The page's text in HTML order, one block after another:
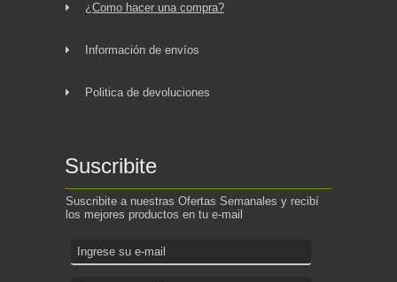
¿Como hacer una compra?
Información de envíos
Politica de devoluciones
Suscribite
Suscribite a nuestras Ofertas Semanales y recibí
los mejores productos en tu e-mail